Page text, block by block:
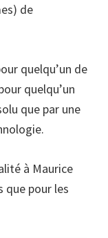
de
quelqu’un de
quelqu’un
que par une
à Maurice
que pour les